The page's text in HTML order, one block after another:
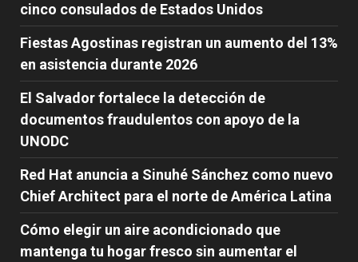
cinco consulados de Estados Unidos
Fiestas Agostinas registran un aumento del 13%
en asistencia durante 2026
El Salvador fortalece la detección de
documentos fraudulentos con apoyo de la
UNODC
Red Hat anuncia a Sinuhé Sánchez como nuevo
Chief Architect para el norte de América Latina
Cómo elegir un aire acondicionado que
mantenga tu hogar fresco sin aumentar el